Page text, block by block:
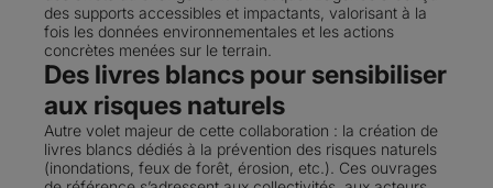
des supports accessibles et impactants, valorisant à la
fois les données environnementales et les actions
concrètes menées sur le terrain.
Des livres blancs pour sensibiliser
aux risques naturels
Autre volet majeur de cette collaboration : la création de
livres blancs dédiés à la prévention des risques naturels
(inondations, feux de forêt, érosion, etc.). Ces ouvrages